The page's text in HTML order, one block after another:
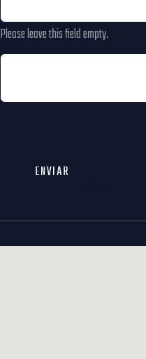
Please leave this field empty.
ENVIAR